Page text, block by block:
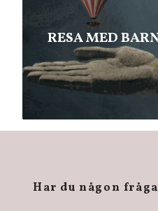
RESA MED
Har du någon